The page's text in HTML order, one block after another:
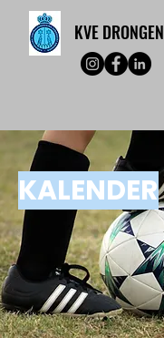
KVE DRONGEN
KALENDER